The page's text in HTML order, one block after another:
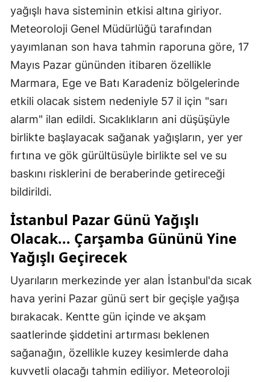
yağışlı hava sisteminin etkisi altına giriyor.
Meteoroloji Genel Müdürlüğü tarafından
yayımlanan son hava tahmin raporuna göre, 17
Mayıs Pazar gününden itibaren özellikle
Marmara, Ege ve Batı Karadeniz bölgelerinde
etkili olacak sistem nedeniyle 57 il için "sarı
alarm" ilan edildi. Sıcaklıkların ani düşüşüyle
birlikte başlayacak sağanak yağışların, yer yer
fırtına ve gök gürültüsüyle birlikte sel ve su
baskını risklerini de beraberinde getireceği
bildirildi.
İstanbul Pazar Günü Yağışlı
Olacak... Çarşamba Gününü Yine
Yağışlı Geçirecek
Uyarıların merkezinde yer alan İstanbul'da sıcak
hava yerini Pazar günü sert bir geçişle yağışa
bırakacak. Kentte gün içinde ve akşam
saatlerinde şiddetini artırması beklenen
sağanağın, özellikle kuzey kesimlerde daha
kuvvetli olacağı tahmin ediliyor. Meteoroloji